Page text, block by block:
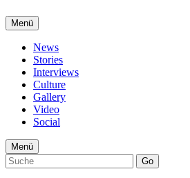
Menü
News
Stories
Interviews
Culture
Gallery
Video
Social
Menü
Go